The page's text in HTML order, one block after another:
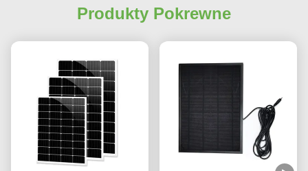
Produkty Pokrewne